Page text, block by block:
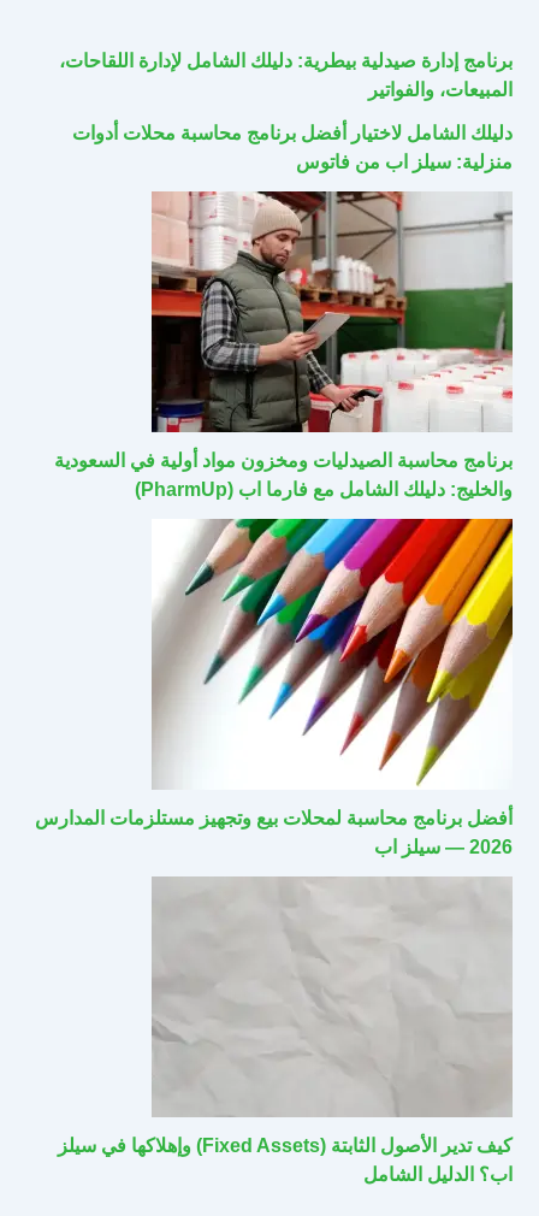
برنامج إدارة صيدلية بيطرية: دليلك الشامل لإدارة اللقاحات،
المبيعات، والفواتير
دليلك الشامل لاختيار أفضل برنامج محاسبة محلات أدوات
منزلية: سيلز اب من فاتوس
برنامج محاسبة الصيدليات ومخزون مواد أولية في السعودية
والخليج: دليلك الشامل مع فارما اب (PharmUp)
أفضل برنامج محاسبة لمحلات بيع وتجهيز مستلزمات المدارس
2026 — سيلز اب
كيف تدير الأصول الثابتة (Fixed Assets) وإهلاكها في سيلز
اب؟ الدليل الشامل